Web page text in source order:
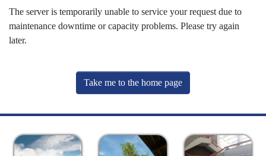
The server is temporarily unable to service your request due to
maintenance downtime or capacity problems. Please try again
later.
Take me to the home page